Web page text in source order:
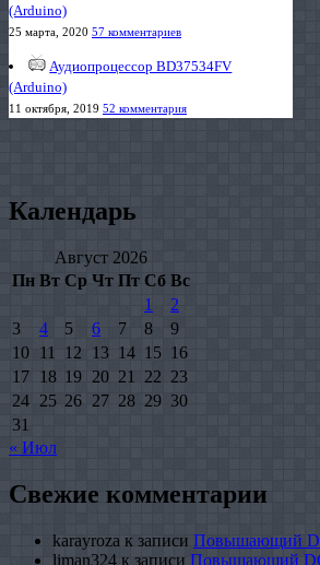
(Arduino)
25 марта, 2020 57 комментариев
Аудиопроцессор BD37534FV
(Arduino)
11 октября, 2019 52 комментария
Календарь
Август 2026
Пн Вт Ср Чт Пт Сб Вс
1
2
3
4 5 6 7 8
9
10
11 12 13 14 15 16
17
18 19 20 21 22 23
24 25 26 27 28 29 30
31
« Июл
Свежие комментарии
karayroza к записи Повышающий
liman324 к записи Повышающий